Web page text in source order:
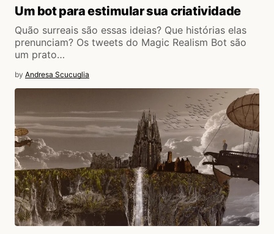
Um bot para estimular sua criatividade
Quão surreais são essas ideias? Que histórias elas
prenunciam? Os tweets do Magic Realism Bot são
um prato…
by Andresa Scucuglia